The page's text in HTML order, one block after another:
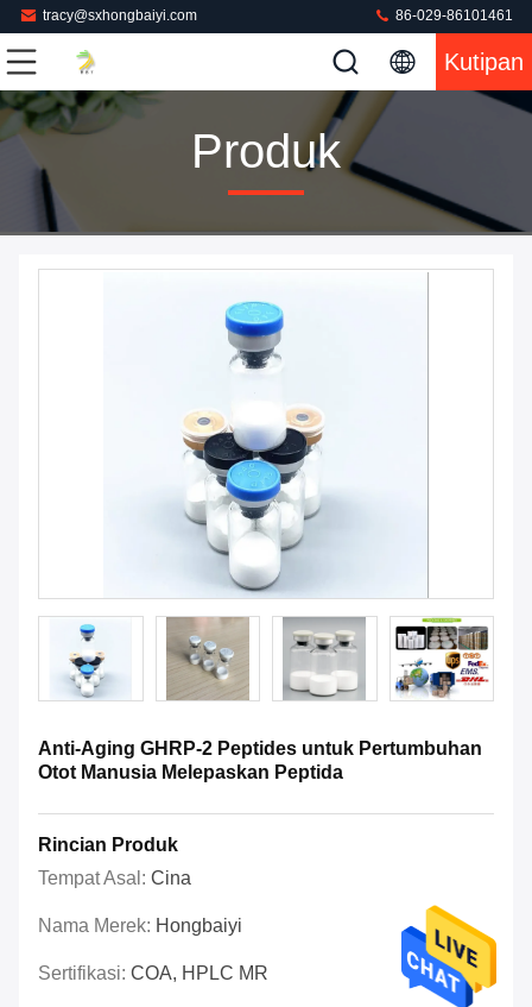
tracy@sxhongbaiyi.com 86-029-86101461
Kutipan
Produk
Anti-Aging GHRP-2 Peptides untuk Pertumbuhan
Otot Manusia Melepaskan Peptida
Rincian Produk
Tempat Asal: Cina
Nama Merek: Hongbaiyi
Sertifikasi: COA, HPLC MR